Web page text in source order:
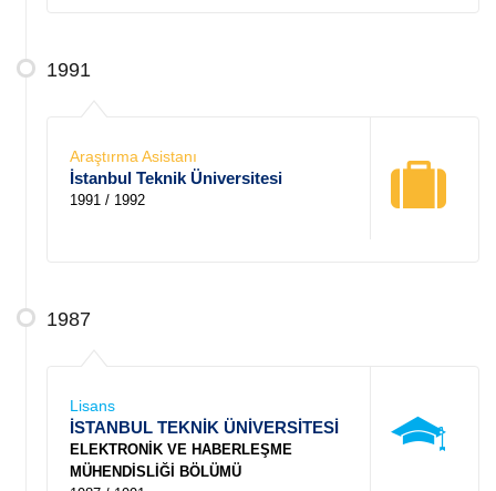
1991
Araştırma Asistanı
İstanbul Teknik Üniversitesi
1991 / 1992
1987
Lisans
İSTANBUL TEKNİK ÜNİVERSİTESİ
ELEKTRONİK VE HABERLEŞME
MÜHENDİSLİĞİ BÖLÜMÜ